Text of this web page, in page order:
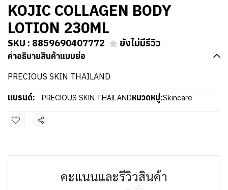
KOJIC COLLAGEN BODY
LOTION 230ML
SKU : 8859690407772 ยังไม่มีรีวิว
คำอธิบายสินค้าแบบย่อ
PRECIOUS SKIN THAILAND
แบรนด์: PRECIOUS SKIN THAILANDหมวดหมู่:Skincare
แชร์
คะแนนและรีวิวสินค้า